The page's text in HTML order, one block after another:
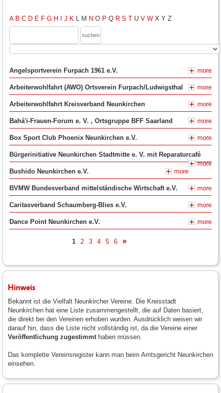
A B C D E F G H J K L M N O P Q R S T U V W X Y Z
Angelsportverein Furpach 1961 e.V. more
Arbeiterwohlfahrt (AWO) Ortsverein Furpach/Ludwigsthal more
Arbeiterwohlfahrt Kreisverband Neunkirchen more
Bahá'i-Frauen-Forum e. V. , Ortsgruppe BFF Saarland more
Box Sport Club Phoenix Neunkirchen e.V. more
Bürgerinitiative Neunkirchen Stadtmitte e. V. mit Reparaturcafé
more
Bushido Neunkirchen e.V.
more
BVMW Bundesverband mittelständische Wirtschaft e.V. more
Caritasverband Schaumberg-Blies e.V. more
Dance Point Neunkirchen e.V. more
1 2 3 4 5 6 nächste
Hinweis
Bekannt ist die Vielfalt Neunkircher Vereine. Die Kreisstadt
Neunkirchen hat eine Liste zusammengestellt, die auf Daten basiert,
die direkt bei den Vereinen erhoben wurden. Ausdrücklich weisen wir
darauf hin, dass die Liste nicht vollständig ist, da die Vereine einer
Veröffentlichung zugestimmthaben müssen.
Das komplette Vereinsregister kann man beim Amtsgericht Neunkirchen
einsehen.